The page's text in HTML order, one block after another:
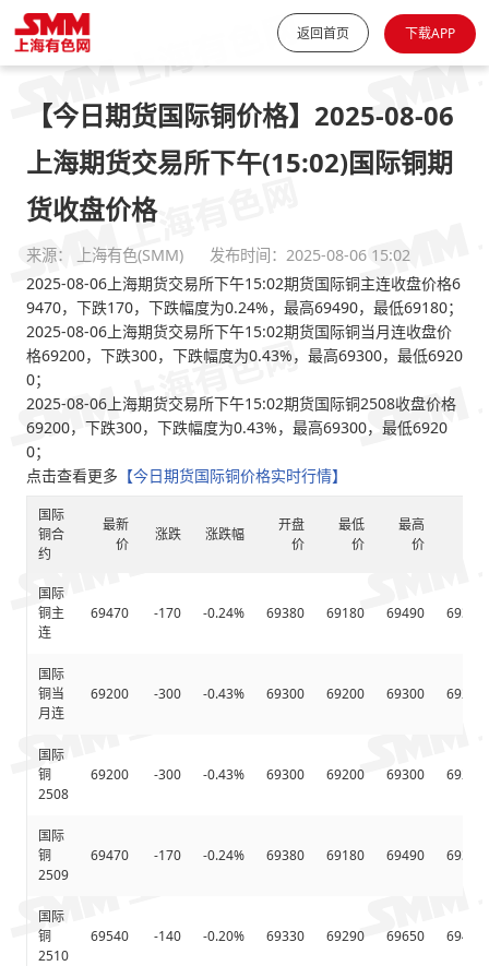
返回首页 下载APP
【今日期货国际铜价格】2025-08-06
上海期货交易所下午(15:02)国际铜期
货收盘价格
来源： 上海有色(SMM)
发布时间：2025-08-06 15:02
2025-08-06上海期货交易所下午15:02期货国际铜主连收盘价格6
9470，下跌170，下跌幅度为0.24%，最高69490，最低69180；
2025-08-06上海期货交易所下午15:02期货国际铜当月连收盘价
格69200，下跌300，下跌幅度为0.43%，最高69300，最低6920
0；
2025-08-06上海期货交易所下午15:02期货国际铜2508收盘价格
69200，下跌300，下跌幅度为0.43%，最高69300，最低6920
0；
点击查看更多 【今日期货国际铜价格实时行情】
国际
铜合
约
最新
价
涨跌 涨跌幅
开盘
价
最低
价
最高
价
国际
铜主
连
69470 -170 -0.24% 69380 69180 69490
国际
铜当
月连
69200 -300 -0.43% 69300 69200 69300
国际
铜
2508
69200 -300 -0.43% 69300 69200 69300
国际
铜
2509
69470 -170 -0.24% 69380 69180 69490
国际
铜
2510
69540 -140 -0.20% 69330 69290 69650